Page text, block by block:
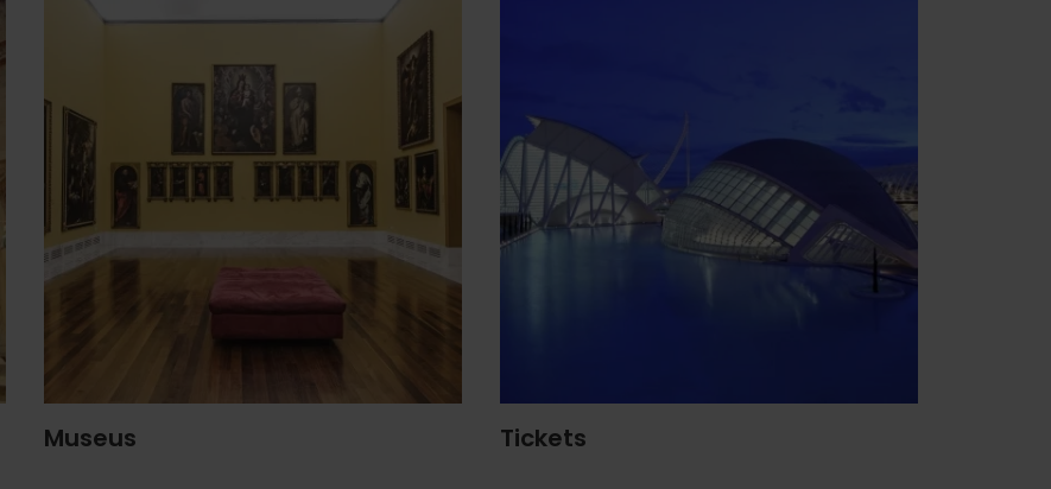
Museus Tickets